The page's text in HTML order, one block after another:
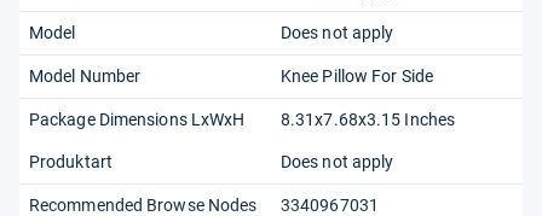
Model Does not apply
Model Number Knee Pillow For Side
Package Dimensions LxWxH 8.31x7.68x3.15 Inches
Produktart Does not apply
Recommended Browse Nodes 3340967031